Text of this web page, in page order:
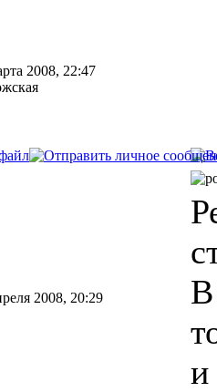
2008, 22:47
2008, 20:29
В
и